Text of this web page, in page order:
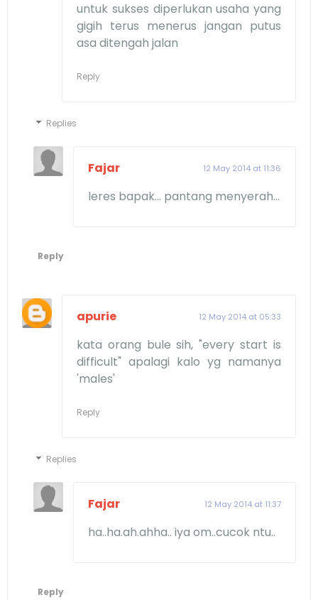
untuk sukses diperlukan usaha yang
gigih terus menerus jangan putus
asa ditengah jalan
Reply
Replies
Fajar 12 May 2014 at 11:36
leres bapak... pantang menyerah...
Reply
apurie 12 May 2014 at 05:33
kata orang bule sih, "every start is
difficult" apalagi kalo yg namanya
'males'
Reply
Replies
Fajar 12 May 2014 at 11:37
ha..ha.ah.ahha.. iya om..cucok ntu..
Reply